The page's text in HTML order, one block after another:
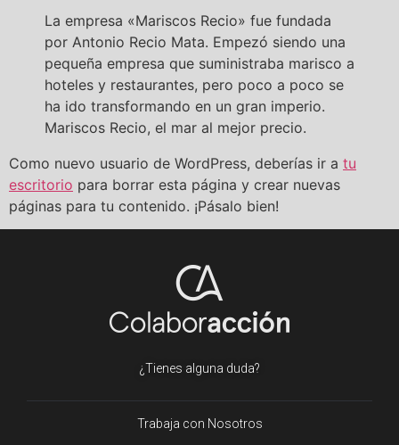
La empresa «Mariscos Recio» fue fundada
por Antonio Recio Mata. Empezó siendo una
pequeña empresa que suministraba marisco a
hoteles y restaurantes, pero poco a poco se
ha ido transformando en un gran imperio.
Mariscos Recio, el mar al mejor precio.
Como nuevo usuario de WordPress, deberías ir a tu
escritorio para borrar esta página y crear nuevas
páginas para tu contenido. ¡Pásalo bien!
¿Tienes alguna duda?
Trabaja con Nosotros